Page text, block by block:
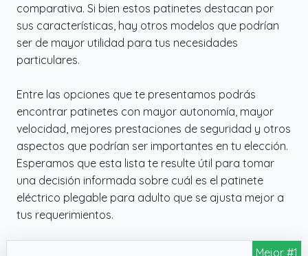
comparativa. Si bien estos patinetes destacan por
sus características, hay otros modelos que podrían
ser de mayor utilidad para tus necesidades
particulares.
Entre las opciones que te presentamos podrás
encontrar patinetes con mayor autonomía, mayor
velocidad, mejores prestaciones de seguridad y otros
aspectos que podrían ser importantes en tu elección.
Esperamos que esta lista te resulte útil para tomar
una decisión informada sobre cuál es el patinete
eléctrico plegable para adulto que se ajusta mejor a
tus requerimientos.
Mejor #1